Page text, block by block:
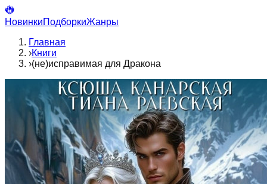
НовинкиПодборкиЖанры
Главная
›Книги
›(не)исправимая для Дракона